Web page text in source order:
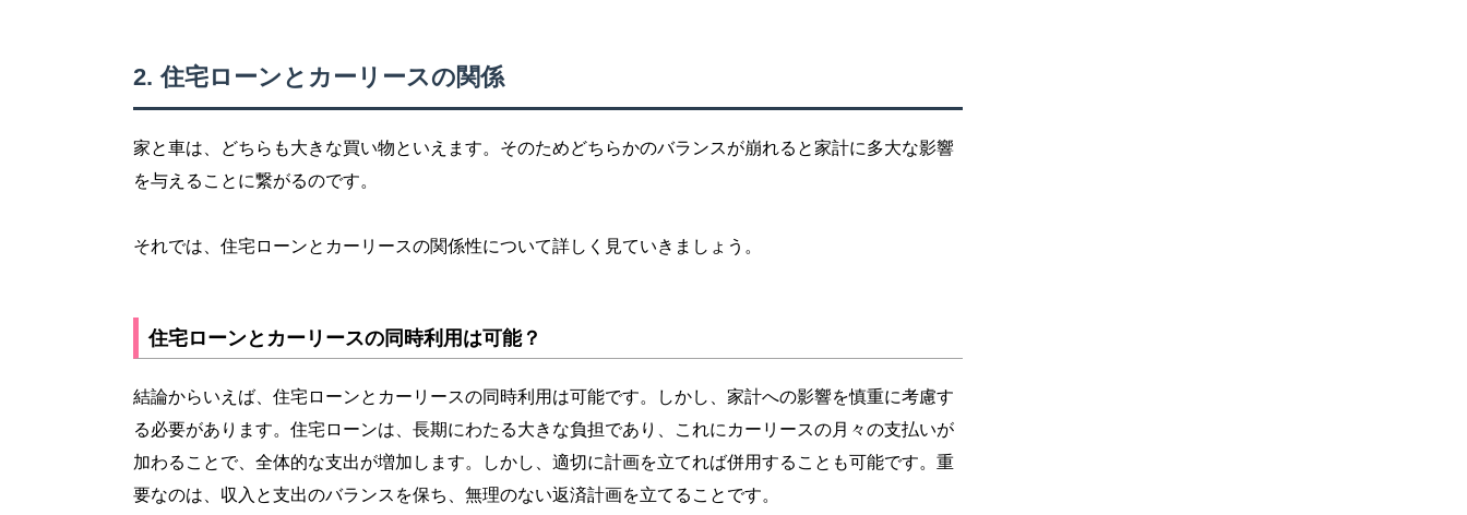
住宅ローンとカーリースの関係
家と車は、どちらも大きな買い物といえます。そのためどちらかのバランスが崩れると家計に多大な影響
を与えることに繋がるのです。
それでは、住宅ローンとカーリースの関係性について詳しく見ていきましょう。
住宅ローンとカーリースの同時利用は可能？
結論からいえば、住宅ローンとカーリースの同時利用は可能です。しかし、家計への影響を慎重に考慮す
る必要があります。住宅ローンは、長期にわたる大きな負担であり、これにカーリースの月々の支払いが
加わることで、全体的な支出が増加します。しかし、適切に計画を立てれば併用することも可能です。重
要なのは、収入と支出のバランスを保ち、無理のない返済計画を立てることです。